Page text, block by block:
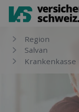
Region
Salvan
Kranken­kasse